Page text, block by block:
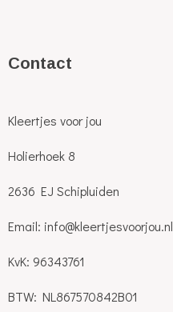
Contact
Kleertjes voor jou
Holierhoek 8
2636 EJ Schipluiden
Email: info@kleertjesvoorjou.nl
KvK: 96343761
BTW: NL867570842B01